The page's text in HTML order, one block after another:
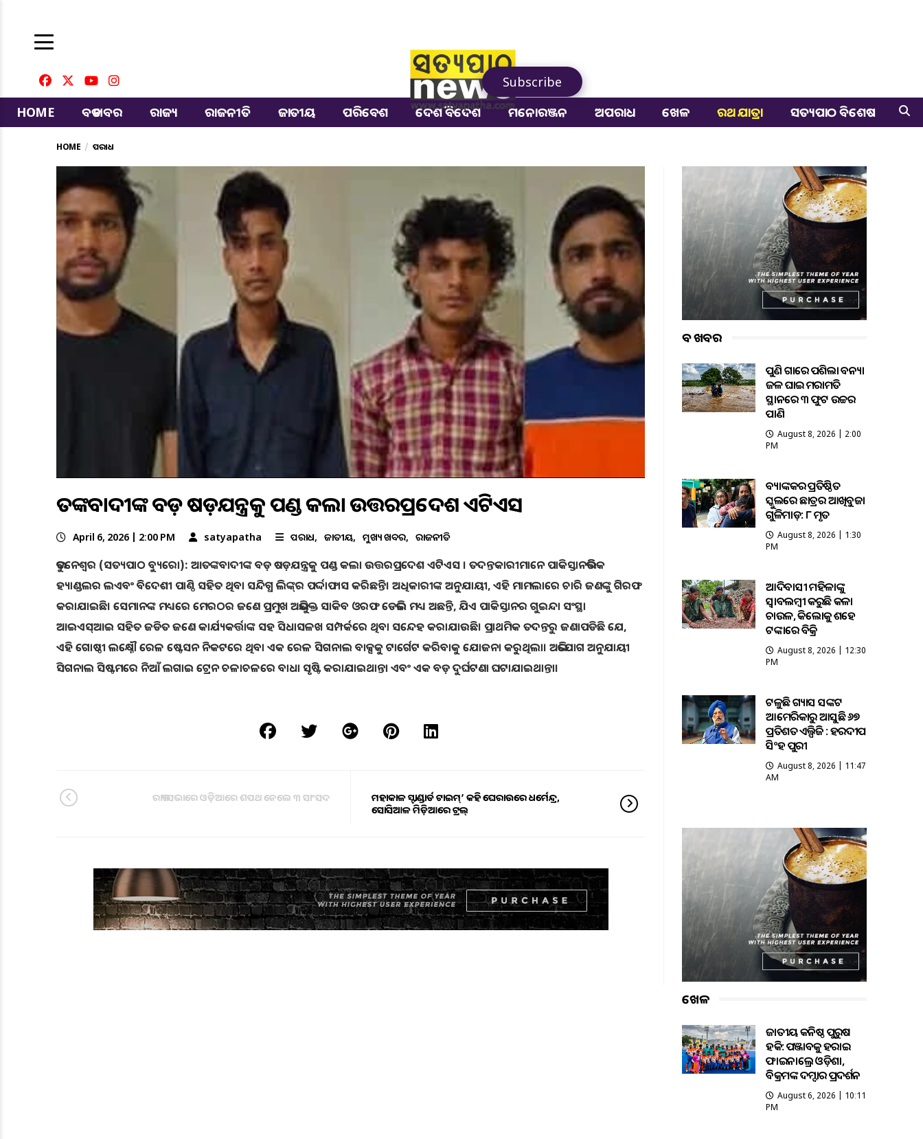
Subscribe
HOME
ବଡ ଖବର ରାଜ୍ୟ ରାଜନୀତି ଜାତୀୟ ପରିବେଶ ଦେଶ ବିଦେଶ ମନୋରଞ୍ଜନ ଅପରାଧ ଖେଳ ରଥ ଯାତ୍ରା ସତ୍ୟପାଠ ବିଶେଷ
HOME ଅପରାଧ
ଆତଙ୍କବାଦୀଙ୍କ ବଡ଼ ଷଡ଼ଯନ୍ତ୍ରକୁ ପଣ୍ଡ କଲା ଉତ୍ତରପ୍ରଦେଶ ଏଟିଏସ
April 6, 2026 | 2:00 PM satyapatha ଅପରାଧ ଜାତୀୟ ମୁଖ୍ୟ ଖବର ରାଜନୀତି
ଭୁବନେଶ୍ୱର (ସତ୍ୟପାଠ ବ୍ୟୁରୋ): ଆତଙ୍କବାଦୀଙ୍କ ବଡ଼ ଷଡ଼ଯନ୍ତ୍ରକୁ ପଣ୍ଡ କଲା ଉତ୍ତରପ୍ରଦେଶ ଏଟିଏସ । ତଦନ୍ତକାରୀମାନେ ପାକିସ୍ତାନଭିତ୍ତିକ
ହ୍ୟାଣ୍ଡଲର ଲଏବଂ ବିଦେଶୀ ପାଣ୍ଠି ସହିତ ଥିବା ସନ୍ଦିଗ୍ଧ ଲିଙ୍କ୍‌ର ପର୍ଦ୍ଦାଫାସ କରିଛନ୍ତି। ଅଧିକାରୀଙ୍କ ଅନୁଯାୟୀ, ଏହି ମାମଲାରେ ଚାରି ଜଣଙ୍କୁ ଗିରଫ
କରାଯାଇଛି। ସେମାନଙ୍କ ମଧ୍ୟରେ ମେରଠର ଜଣେ ପ୍ରମୁଖ ଅଭିଯୁକ୍ତ ସାକିବ ଓରଫ ଡେଭିଲ ମଧ୍ୟ ଅଛନ୍ତି, ଯିଏ ପାକିସ୍ତାନର ଗୁଇନ୍ଦା ସଂସ୍ଥା
ଆଇଏସ୍‌ଆଇ ସହିତ ଜଡିତ ଜଣେ କାର୍ଯ୍ୟକର୍ତ୍ତାଙ୍କ ସହ ସିଧାସଳଖ ସମ୍ପର୍କରେ ଥିବା ସନ୍ଦେହ କରାଯାଉଛି। ପ୍ରାଥମିକ ତଦନ୍ତରୁ ଜଣାପଡିଛି ଯେ,
ଏହି ଗୋଷ୍ଠୀ ଲକ୍ଷ୍ନୌ ରେଳ ଷ୍ଟେସନ ନିକଟରେ ଥିବା ଏକ ରେଳ ସିଗନାଲ ବାକ୍ସକୁ ଟାର୍ଗେଟ କରିବାକୁ ଯୋଜନା କରୁଥିଲା। ଅଭିଯୋଗ ଅନୁଯାୟୀ
ସିଗନାଲ ସିଷ୍ଟମରେ ନିଆଁ ଲଗାଇ ଟ୍ରେନ ଚଳାଚଳରେ ବାଧା ସୃଷ୍ଟି କରାଯାଇଥାନ୍ତା ଏବଂ ଏକ ବଡ଼ ଦୁର୍ଘଟଣା ଘଟାଯାଇଥାନ୍ତା।
ରାଜ୍ୟସଭାରେ ଓଡ଼ିଆରେ ଶପଥ ନେଲେ ୩ ସାଂସଦ
ମହାକାଳ ସ୍ଟାଣ୍ଡାର୍ଡ ଟାଇମ୍’ କହି ଘେରାଉରେ ଧର୍ମେନ୍ଦ୍ର,
ସୋସିଆଳ ମିଡ଼ିଆରେ ଟ୍ରଲ୍
ବଡ ଖବର
ପୁଣି ଗାଁରେ ପଶିଲା ବନ୍ୟା
ଜଳ ଘାଇ ମରାମତି
ସ୍ଥାନରେ ୩ ଫୁଟ ଉଚ୍ଚର
ପାଣି
August 8, 2026 | 2:00
PM
ବ୍ୟାଙ୍କକର ପ୍ରତିଷ୍ଠିତ
ସ୍କୁଲରେ ଛାତ୍ରର ଆଖିବୁଜା
ଗୁଳିମାଡ଼: ୮ ମୃତ
August 8, 2026 | 1:30
PM
ଆଦିବାସୀ ମହିଳାଙ୍କୁ
ସ୍ଵାବଲମ୍ଵୀ କରୁଛି କଳା
ଚାଉଳ, କିଲୋକୁ ଶହେ
ଟଙ୍କାରେ ବିକ୍ରି
August 8, 2026 | 12:30
PM
ଟଳୁଛି ଗ୍ୟାସ ସଙ୍କଟ
ଆମେରିକାରୁ ଆସୁଛି ୬୭
ପ୍ରତିଶତ ଏଲ୍ପିଜି : ହରଦୀପ
ସିଂହ ପୁରୀ
August 8, 2026 | 11:47
AM
ଖେଳ
ଜାତୀୟ କନିଷ୍ଠ ପୁରୁଷ
ହକି: ପଞ୍ଜାବକୁ ହରାଇ
ଫାଇନାଲ୍ରେ ଓଡ଼ିଶା,
ବିକ୍ରମଙ୍କ ଦମ୍ଦାର ପ୍ରଦର୍ଶନ
August 6, 2026 | 10:11
PM